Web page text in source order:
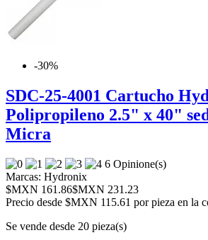
-30%
SDC-25-4001 Cartucho
Polipropileno 2.5" x 40"
Micra
6 Opinione(s)
Marcas: Hydronix
$MXN 161.86$MXN 231.23
Precio desde $MXN 115.61 por pieza en la
Se vende desde 20 pieza(s)